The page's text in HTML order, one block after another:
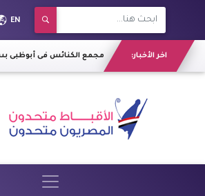
EN
اخر الأخبار: غلق مجمع الكنائس فى أبوظبى